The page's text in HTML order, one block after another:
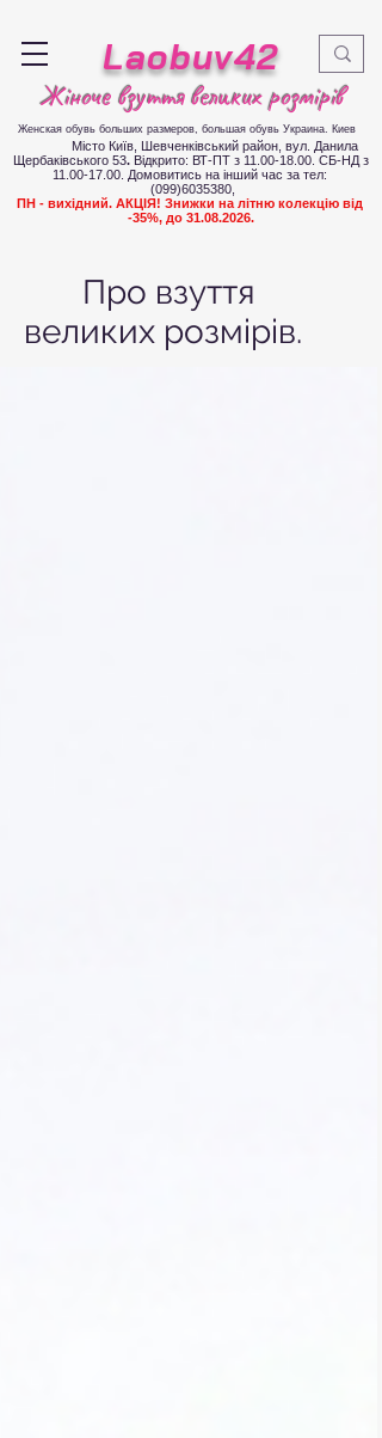
Laobuv42
Жіноче взуття великих розмірів
Женская обувь больших размеров, большая обувь Украина. Киев
Місто Київ, Шевченківський район, вул. Данила
Щербаківського 53. Відкрито: ВТ-ПТ з 11.00-18.00 . СБ-НД з
11.00-17.00. Домовитись на інший час за тел:
(099)6035380
ПН - вихідний. АКЦІЯ! Знижки на літню колекцію від
-35%, до 31.08.2026.
Про взуття
великих розмірів.